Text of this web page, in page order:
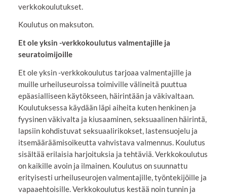
verkkokoulutukset.
Koulutus on maksuton.
Et ole yksin -verkkokoulutus valmentajille ja
seuratoimijoille
Et ole yksin -verkkokoulutus tarjoaa valmentajille ja
muille urheiluseuroissa toimiville välineitä puuttua
epäasialliseen käytökseen, häirintään ja väkivaltaan.
Koulutuksessa käydään läpi aiheita kuten henkinen ja
fyysinen väkivalta ja kiusaaminen, seksuaalinen häirintä,
lapsiin kohdistuvat seksuaalirikokset, lastensuojelu ja
itsemääräämisoikeutta vahvistava valmennus. Koulutus
sisältää erilaisia harjoituksia ja tehtäviä. Verkkokoulutus
on kaikille avoin ja ilmainen. Koulutus on suunnattu
erityisesti urheiluseurojen valmentajille, työntekijöille ja
vapaaehtoisille. Verkkokoulutus kestää noin tunnin ja